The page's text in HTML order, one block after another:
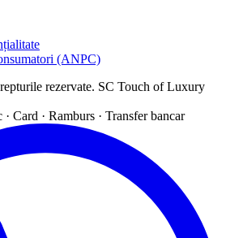
(ANPC)
rezervate. SC Touch of Luxury
Card · Ramburs · Transfer bancar